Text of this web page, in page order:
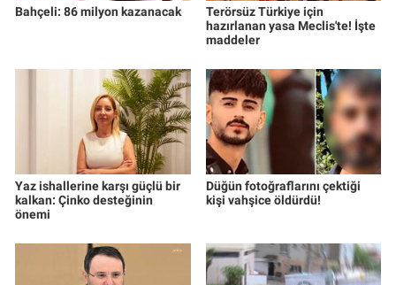
Bahçeli: 86 milyon kazanacak
Terörsüz Türkiye için
hazırlanan yasa Meclis'te! İşte
maddeler
Yaz ishallerine karşı güçlü bir
kalkan: Çinko desteğinin
önemi
Düğün fotoğraflarını çektiği
kişi vahşice öldürdü!